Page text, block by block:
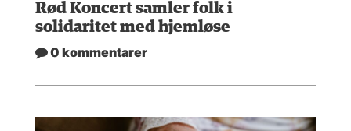
Rød Koncert samler folk i
solidaritet med hjemløse
0 kommentarer